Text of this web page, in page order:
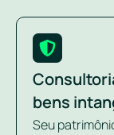
bens
Seu